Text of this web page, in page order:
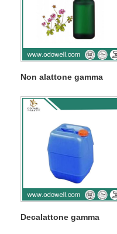
Non alattone gamma
Decalattone gamma